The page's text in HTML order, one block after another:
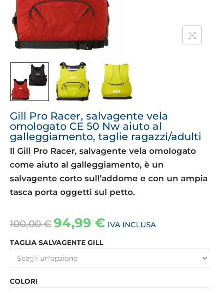
Gill Pro Racer, salvagente vela
omologato CE 50 Nw aiuto al
galleggiamento, taglie ragazzi/adulti
Il Gill Pro Racer, salvagente vela omologato
come aiuto al galleggiamento, è un
salvagente corto sull’addome e con un ampia
tasca porta oggetti sul petto.
100,00€ 94,99 € IVA INCLUSA
TAGLIA SALVAGENTE GILL
COLORI